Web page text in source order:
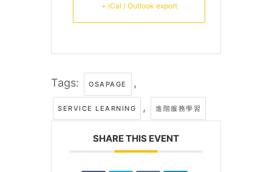
+ iCal / Outlook export
Tags: OSAPAGE ,
SERVICE LEARNING , 進階服務學習
SHARE THIS EVENT